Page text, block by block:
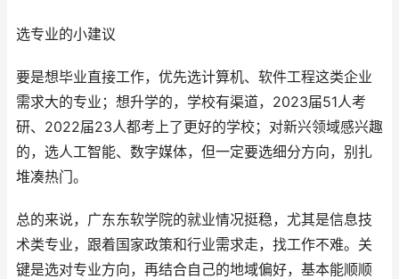
选专业的小建议
要是想毕业直接工作，优先选计算机、软件工程这类企业
需求大的专业；想升学的，学校有渠道，2023届51人考
研、2022届23人都考上了更好的学校；对新兴领域感兴趣
的，选人工智能、数字媒体，但一定要选细分方向，别扎
堆凑热门。
总的来说，广东东软学院的就业情况挺稳，尤其是信息技
术类专业，跟着国家政策和行业需求走，找工作不难。关
键是选对专业方向，再结合自己的地域偏好，基本能顺顺